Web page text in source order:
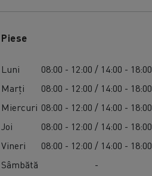
Piese
Luni
08:00 - 12:00 / 14:00 - 18:00
Marți
08:00 - 12:00 / 14:00 - 18:00
Miercuri 08:00 - 12:00 / 14:00 - 18:00
Joi
08:00 - 12:00 / 14:00 - 18:00
Vineri
08:00 - 12:00 / 14:00 - 18:00
Sâmbătă
-